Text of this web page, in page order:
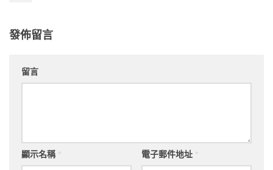
發佈留言
留言
顯示名稱 電子郵件地址